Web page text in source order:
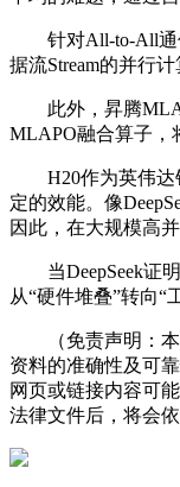
针对All-to-All通信
据流Stream的并行
此外，昇腾
MLAPO融合算子，
H20作为英伟达针
定的效能。像
因此，在大规模高
当DeepSeek证明
从“硬件堆叠”转向“
（免责声明：本
资料的准确性及可
网页或链接内容可
法律文件后，将会